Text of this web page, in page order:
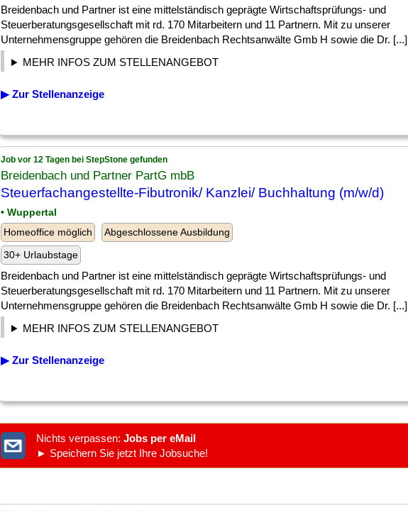
Breidenbach und Partner ist eine mittelständisch geprägte Wirtschaftsprüfungs- und
Steuerberatungsgesellschaft mit rd. 170 Mitarbeitern und 11 Partnern. Mit zu unserer
Unternehmensgruppe gehören die Breidenbach Rechtsanwälte Gmb H sowie die Dr. [...]
MEHR INFOS ZUM STELLENANGEBOT
▶ Zur Stellenanzeige
Job vor 12 Tagen bei StepStone gefunden
Breidenbach und Partner PartG mbB
Steuerfachangestellte-Fibutronik/ Kanzlei/ Buchhaltung (m/w/d)
• Wuppertal
Homeoffice möglich
Abgeschlossene Ausbildung
30+ Urlaubstage
Breidenbach und Partner ist eine mittelständisch geprägte Wirtschaftsprüfungs- und
Steuerberatungsgesellschaft mit rd. 170 Mitarbeitern und 11 Partnern. Mit zu unserer
Unternehmensgruppe gehören die Breidenbach Rechtsanwälte Gmb H sowie die Dr. [...]
MEHR INFOS ZUM STELLENANGEBOT
▶ Zur Stellenanzeige
Nichts verpassen: Jobs per eMail
► Speichern Sie jetzt Ihre Jobsuche!